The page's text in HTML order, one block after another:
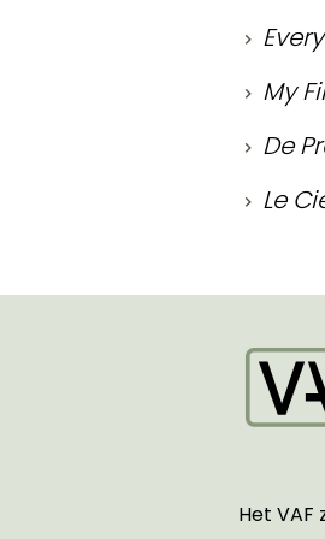
My
De
Le
Het VAF